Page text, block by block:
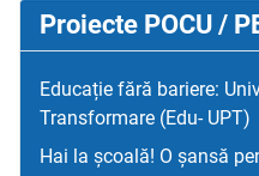
Proiecte POCU /
Educație fără bariere:
Transformare (Edu- UPT)
Hai la școală! O șansă